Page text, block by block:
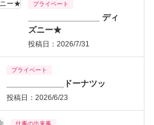
プライベート
_______________ ディ
ズニー★
投稿日：2026/7/31
プライベート
____________ドーナツッ
投稿日：2026/6/23